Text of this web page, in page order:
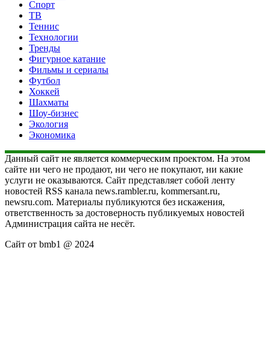
Спорт
ТВ
Теннис
Технологии
Тренды
Фигурное катание
Фильмы и сериалы
Футбол
Хоккей
Шахматы
Шоу-бизнес
Экология
Экономика
Данный сайт не является коммерческим проектом. На этом
сайте ни чего не продают, ни чего не покупают, ни какие
услуги не оказываются. Сайт представляет собой ленту
новостей RSS канала news.rambler.ru, kommersant.ru,
newsru.com. Материалы публикуются без искажения,
ответственность за достоверность публикуемых новостей
Администрация сайта не несёт.
Сайт от bmb1 @ 2024